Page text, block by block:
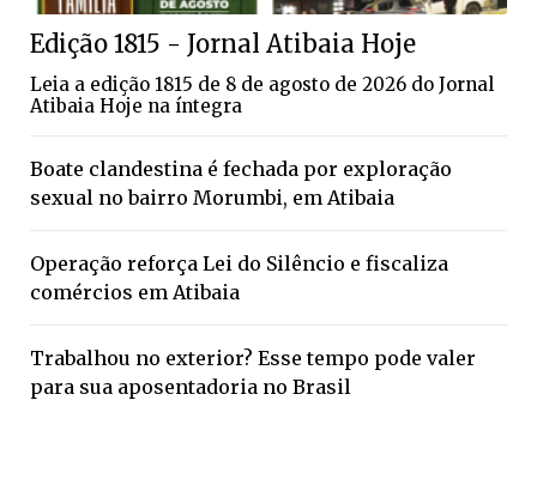
Edição 1815 - Jornal Atibaia Hoje
Leia a edição 1815 de 8 de agosto de 2026 do Jornal
Atibaia Hoje na íntegra
Boate clandestina é fechada por exploração
sexual no bairro Morumbi, em Atibaia
Operação reforça Lei do Silêncio e fiscaliza
comércios em Atibaia
Trabalhou no exterior? Esse tempo pode valer
para sua aposentadoria no Brasil